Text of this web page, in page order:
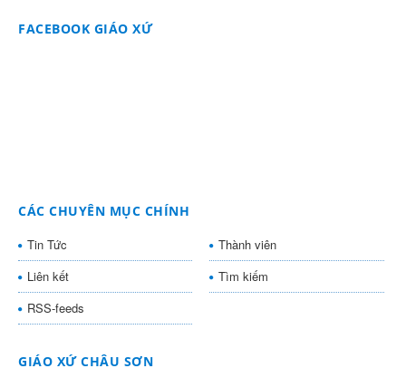
FACEBOOK GIÁO XỨ
CÁC CHUYÊN MỤC CHÍNH
Tin Tức
Thành viên
Liên kết
Tìm kiếm
RSS-feeds
GIÁO XỨ CHÂU SƠN